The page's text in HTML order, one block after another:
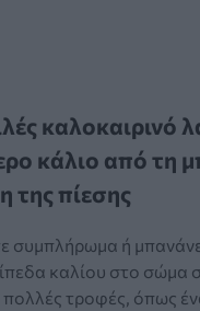
καλοκαιρινό
κάλιο από τη
της πίεσης
συμπλήρωμα ή
καλίου στο σώμα
πολλές τροφές, όπως